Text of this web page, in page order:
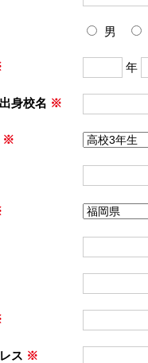
男
年
身校名 ※
※
ス ※